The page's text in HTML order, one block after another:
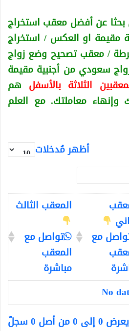
عن أفضل معقب استخراج
مقيمة او العكس/ استخراج
/ معقب تصحيح وضع زواج
سعودي من أجنبية مقيمة
الثلاثة بالأسفل هم
وإنهاء معاملتك. مع العلم
أظهر مُدخلات
مع
المعقب الثالث
تواصل مع
المعقب
مباشرة
No
يعرض 0 إلى 0 من أصل 0 سجلّ